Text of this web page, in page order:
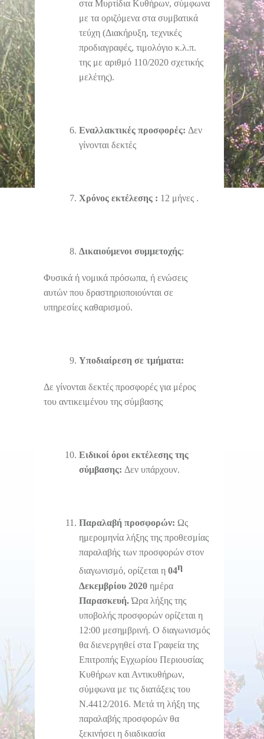
στα Μυρτίδια Κυθήρων, σύμφωνα
με τα οριζόμενα στα συμβατικά
τεύχη (Διακήρυξη, τεχνικές
προδιαγραφές, τιμολόγιο κ.λ.π.
της με αριθμό 110/2020 σχετικής
μελέτης).
Εναλλακτικές προσφορές: Δεν
γίνονται δεκτές
Χρόνος εκτέλεσης : 12 μήνες .
Δικαιούμενοι συμμετοχής:
Φυσικά ή νομικά πρόσωπα, ή ενώσεις
αυτών που δραστηριοποιούνται σε
υπηρεσίες καθαρισμού.
Υποδιαίρεση σε τμήματα:
Δε γίνονται δεκτές προσφορές για μέρος
του αντικειμένου της σύμβασης
Ειδικοί όροι εκτέλεσης της
σύμβασης: Δεν υπάρχουν.
Παραλαβή προσφορών: Ως
ημερομηνία λήξης της προθεσμίας
παραλαβής των προσφορών στον
διαγωνισμό, ορίζεται η 04η
Δεκεμβρίου 2020 ημέρα
Παρασκευή.Ώρα λήξης της
υποβολής προσφορών ορίζεται η
12:00 μεσημβρινή. Ο διαγωνισμός
θα διενεργηθεί στα Γραφεία της
Επιτροπής Εγχωρίου Περιουσίας
Κυθήρων και Αντικυθήρων,
σύμφωνα με τις διατάξεις του
Ν.4412/2016. Μετά τη λήξη της
παραλαβής προσφορών θα
ξεκινήσει η διαδικασία